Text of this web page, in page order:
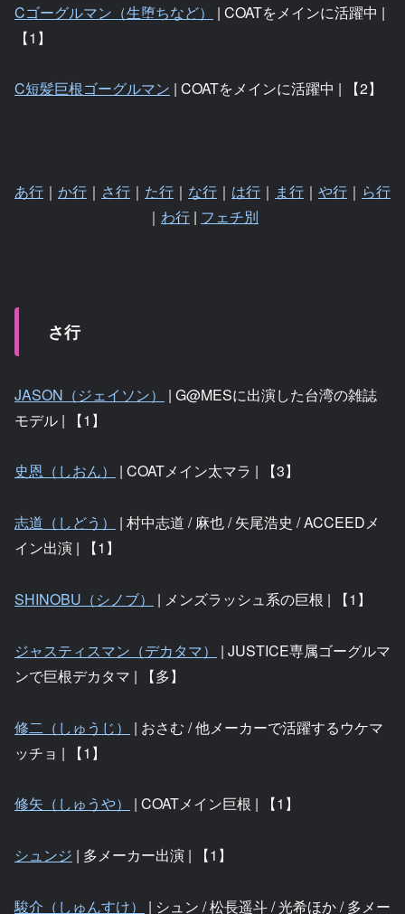
Cゴーグルマン（生堕ちなど）
| COATをメインに活躍中 |
【1】
C短髪巨根ゴーグルマン | COATをメインに活躍中 | 【2】
あ行 ｜ か行 ｜ さ行 ｜ た行 ｜ な行 ｜ は行 ｜ ま行 ｜ や行 ｜ ら行
｜ わ行 | フェチ別
さ行
JASON（ジェイソン）
| G@MESに出演した台湾の雑誌
モデル | 【1】
史恩（しおん） | COATメイン太マラ | 【3】
志道（しどう）
| 村中志道 / 麻也 / 矢尾浩史 / ACCEEDメ
イン出演 | 【1】
SHINOBU（シノブ） | メンズラッシュ系の巨根 | 【1】
ジャスティスマン（デカタマ）
| JUSTICE専属ゴーグルマ
ンで巨根デカタマ | 【多】
修二（しゅうじ）
| おさむ / 他メーカーで活躍するウケマ
ッチョ | 【1】
修矢（しゅうや） | COATメイン巨根 | 【1】
シュンジ | 多メーカー出演 | 【1】
駿介（しゅんすけ） | シュン / 松長遥斗 / 光希ほか / 多メー